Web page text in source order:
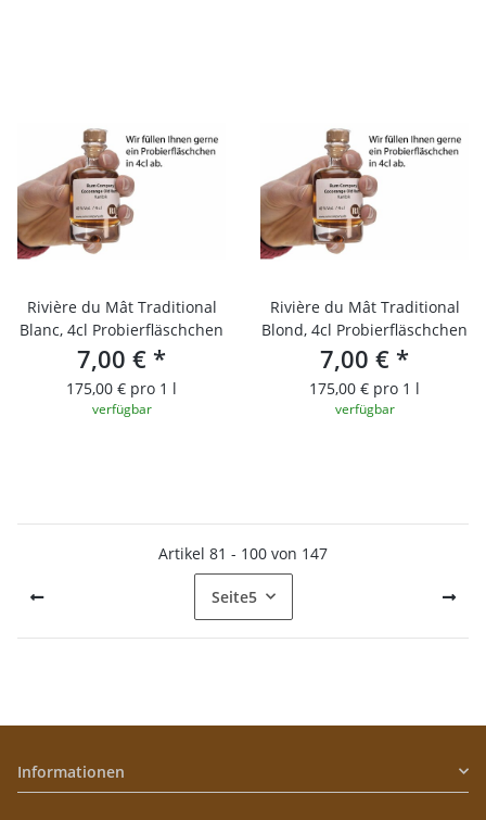
Rivière du Mât Traditional
Blanc, 4cl Probierfläschchen
7,00 € *
175,00 € pro 1 l
verfügbar
Rivière du Mât Traditional
Blond, 4cl Probierfläschchen
7,00 € *
175,00 € pro 1 l
verfügbar
Artikel 81 - 100 von 147
Seite5
Informationen